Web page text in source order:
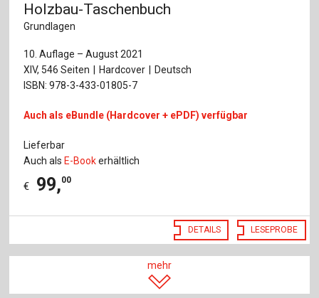
Holzbau-Taschenbuch
Grundlagen
10. Auflage – August 2021
XIV, 546 Seiten
Hardcover
Deutsch
ISBN: 978-3-433-01805-7
Auch als eBundle (Hardcover + ePDF) verfügbar
Lieferbar
Auch als E-Bookerhältlich
€ 99,00
DETAILS LESEPROBE
mehr